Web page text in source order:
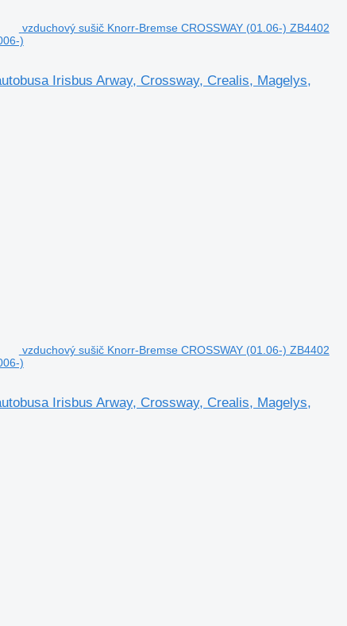
vzduchový sušič Knorr-Bremse CROSSWAY (01.06-) ZB4402
)
Irisbus Arway, Crossway, Crealis, Magelys,
vzduchový sušič Knorr-Bremse CROSSWAY (01.06-) ZB4402
)
Irisbus Arway, Crossway, Crealis, Magelys,